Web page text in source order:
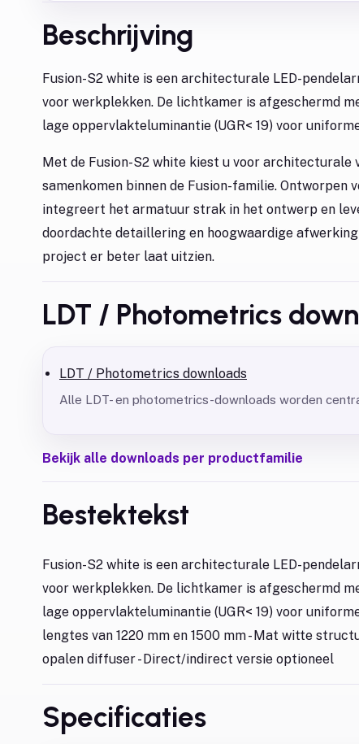
Beschrijving
Fusion-S2 white is een architecturale LED-
voor werkplekken. De lichtkamer is afgeschermd
lage oppervlakteluminantie (UGR< 19) voor
Met de Fusion-S2 white kiest u voor
samenkomen binnen de Fusion-familie. Ontworpen
integreert het armatuur strak in het ontwerp en
doordachte detaillering en hoogwaardige
project er beter laat uitzien.
LDT / Photometrics
LDT / Photometrics downloads
Alle LDT- en photometrics-downloads worden
Bekijk alle downloads per productfamilie
Bestektekst
Fusion-S2 white is een architecturale LED-
voor werkplekken. De lichtkamer is afgeschermd
lage oppervlakteluminantie (UGR< 19) voor
lengtes van 1220 mm en 1500 mm - Mat witte
opalen diffuser - Direct/indirect versie optioneel
Specificaties